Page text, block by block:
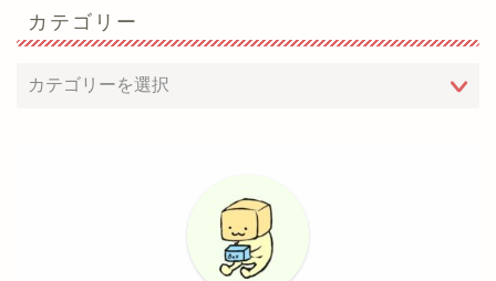
カテゴリー